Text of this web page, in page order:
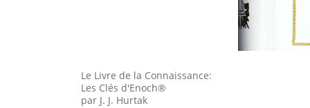
Le Livre de la Connaissance:
Les Clés d'Enoch®
par J. J. Hurtak